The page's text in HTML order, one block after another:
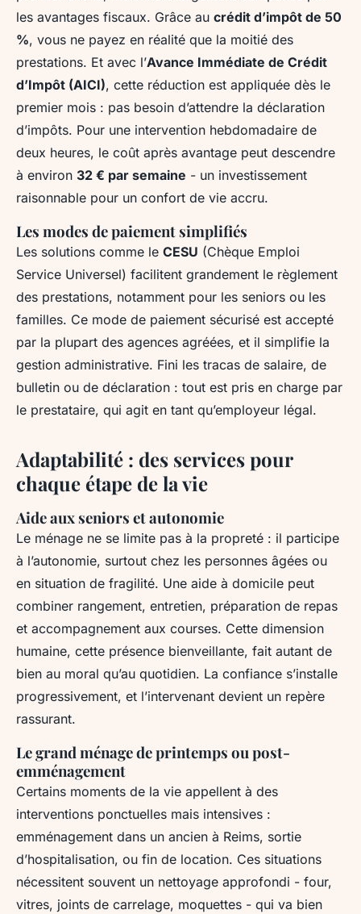
les avantages fiscaux. Grâce au crédit d’impôt de 50
%, vous ne payez en réalité que la moitié des
prestations. Et avec l’Avance Immédiate de Crédit
d’Impôt (AICI), cette réduction est appliquée dès le
premier mois : pas besoin d’attendre la déclaration
d’impôts. Pour une intervention hebdomadaire de
deux heures, le coût après avantage peut descendre
à environ 32 € par semaine - un investissement
raisonnable pour un confort de vie accru.
Les modes de paiement simplifiés
Les solutions comme le CESU (Chèque Emploi
Service Universel) facilitent grandement le règlement
des prestations, notamment pour les seniors ou les
familles. Ce mode de paiement sécurisé est accepté
par la plupart des agences agréées, et il simplifie la
gestion administrative. Fini les tracas de salaire, de
bulletin ou de déclaration : tout est pris en charge par
le prestataire, qui agit en tant qu’employeur légal.
Adaptabilité : des services pour
chaque étape de la vie
Aide aux seniors et autonomie
Le ménage ne se limite pas à la propreté : il participe
à l’autonomie, surtout chez les personnes âgées ou
en situation de fragilité. Une aide à domicile peut
combiner rangement, entretien, préparation de repas
et accompagnement aux courses. Cette dimension
humaine, cette présence bienveillante, fait autant de
bien au moral qu’au quotidien. La confiance s’installe
progressivement, et l’intervenant devient un repère
rassurant.
Le grand ménage de printemps ou post-
emménagement
Certains moments de la vie appellent à des
interventions ponctuelles mais intensives :
emménagement dans un ancien à Reims, sortie
d’hospitalisation, ou fin de location. Ces situations
nécessitent souvent un nettoyage approfondi - four,
vitres, joints de carrelage, moquettes - qui va bien